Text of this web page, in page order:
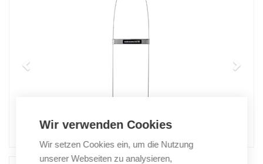
Wir verwenden Cookies
Wir setzen Cookies ein, um die Nutzung
unserer Webseiten zu analysieren,